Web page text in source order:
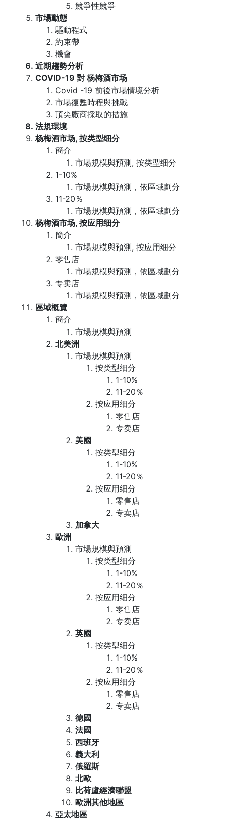
競爭性競爭
市場動態
驅動程式
約束帶
機會
近期趨勢分析
COVID-19 對 杨梅酒市场
Covid -19 前後市場情境分析
市場復甦時程與挑戰
頂尖廠商採取的措施
法規環境
杨梅酒市场, 按类型细分
簡介
市場規模與預測, 按类型细分
1-10%
市場規模與預測，依區域劃分
11-20％
市場規模與預測，依區域劃分
杨梅酒市场, 按应用细分
簡介
市場規模與預測, 按应用细分
零售店
市場規模與預測，依區域劃分
专卖店
市場規模與預測，依區域劃分
區域概覽
簡介
市場規模與預測
北美洲
市場規模與預測
按类型细分
1-10%
11-20％
按应用细分
零售店
专卖店
美國
按类型细分
1-10%
11-20％
按应用细分
零售店
专卖店
加拿大
歐洲
市場規模與預測
按类型细分
1-10%
11-20％
按应用细分
零售店
专卖店
英國
按类型细分
1-10%
11-20％
按应用细分
零售店
专卖店
德國
法國
西班牙
義大利
俄羅斯
北歐
比荷盧經濟聯盟
歐洲其他地區
亞太地區